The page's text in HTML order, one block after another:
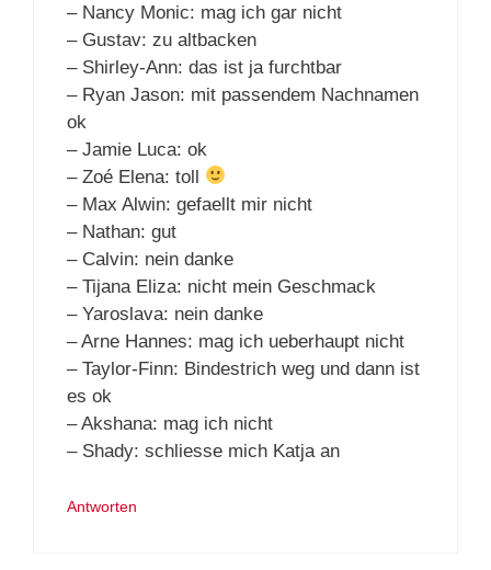
– Nancy Monic: mag ich gar nicht
– Gustav: zu altbacken
– Shirley-Ann: das ist ja furchtbar
– Ryan Jason: mit passendem Nachnamen
ok
– Jamie Luca: ok
– Zoé Elena: toll
– Max Alwin: gefaellt mir nicht
– Nathan: gut
– Calvin: nein danke
– Tijana Eliza: nicht mein Geschmack
– Yaroslava: nein danke
– Arne Hannes: mag ich ueberhaupt nicht
– Taylor-Finn: Bindestrich weg und dann ist
es ok
– Akshana: mag ich nicht
– Shady: schliesse mich Katja an
Antworten